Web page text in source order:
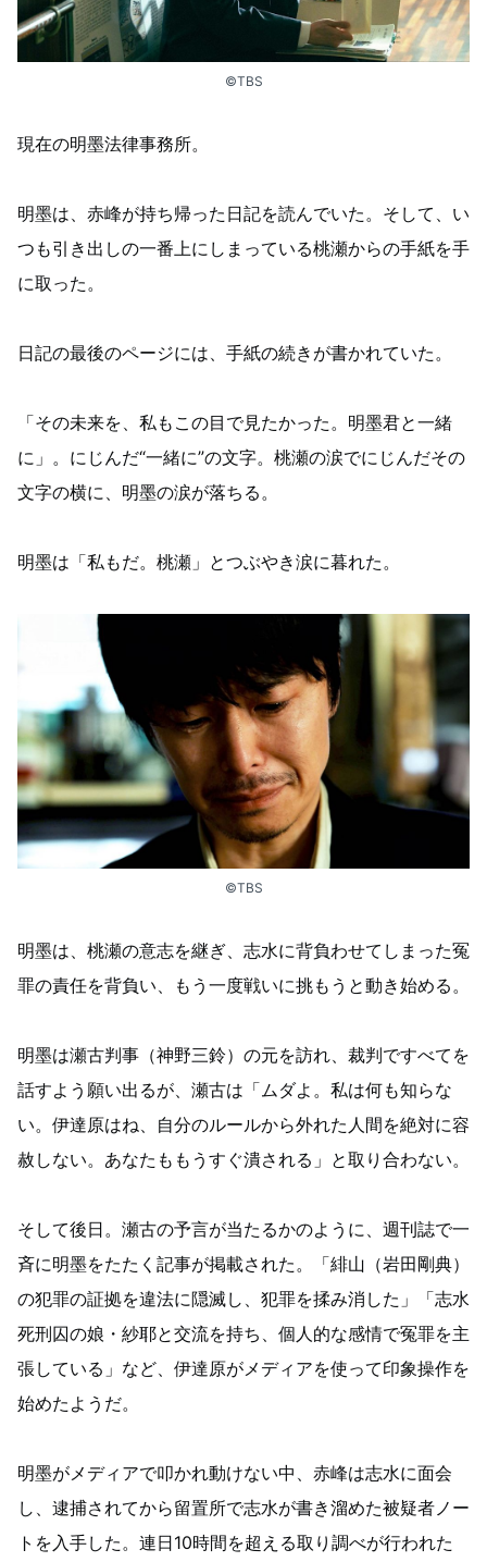
©TBS
現在の明墨法律事務所。
明墨は、赤峰が持ち帰った日記を読んでいた。そして、い
つも引き出しの一番上にしまっている桃瀬からの手紙を手
に取った。
日記の最後のページには、手紙の続きが書かれていた。
「その未来を、私もこの目で見たかった。明墨君と一緒
に」。にじんだ“一緒に”の文字。桃瀬の涙でにじんだその
文字の横に、明墨の涙が落ちる。
明墨は「私もだ。桃瀬」とつぶやき涙に暮れた。
©TBS
明墨は、桃瀬の意志を継ぎ、志水に背負わせてしまった冤
罪の責任を背負い、もう一度戦いに挑もうと動き始める。
明墨は瀬古判事（神野三鈴）の元を訪れ、裁判ですべてを
話すよう願い出るが、瀬古は「ムダよ。私は何も知らな
い。伊達原はね、自分のルールから外れた人間を絶対に容
赦しない。あなたももうすぐ潰される」と取り合わない。
そして後日。瀬古の予言が当たるかのように、週刊誌で一
斉に明墨をたたく記事が掲載された。「緋山（岩田剛典）
の犯罪の証拠を違法に隠滅し、犯罪を揉み消した」「志水
死刑囚の娘・紗耶と交流を持ち、個人的な感情で冤罪を主
張している」など、伊達原がメディアを使って印象操作を
始めたようだ。
明墨がメディアで叩かれ動けない中、赤峰は志水に面会
し、逮捕されてから留置所で志水が書き溜めた被疑者ノー
トを入手した。連日10時間を超える取り調べが行われた